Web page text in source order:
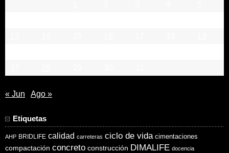
« Jun Ago »
Etiquetas
AHP BRIDLIFE calidad carreteras ciclo de vida cimentaciones
compactación concreto construcción DIMALIFE docencia